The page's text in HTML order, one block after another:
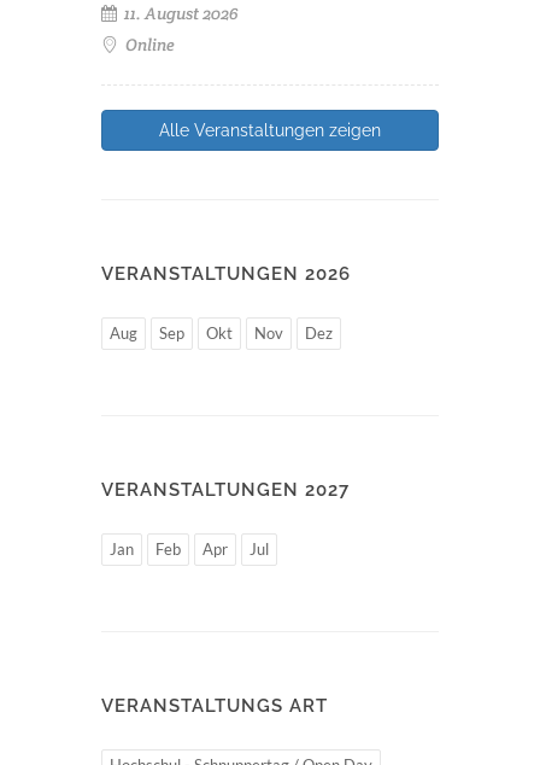
11. August 2026
Online
Alle Veranstaltungen zeigen
VERANSTALTUNGEN 2026
Aug Sep Okt Nov Dez
VERANSTALTUNGEN 2027
Jan Feb Apr Jul
VERANSTALTUNGS ART